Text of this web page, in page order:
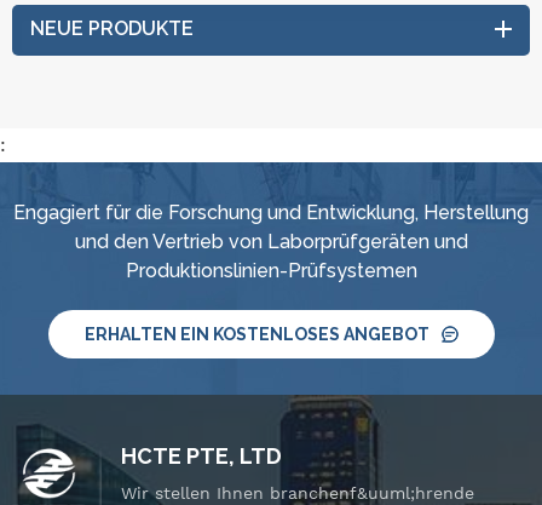
NEUE PRODUKTE
:
Engagiert für die Forschung und Entwicklung, Herstellung
und den Vertrieb von Laborprüfgeräten und
Produktionslinien-Prüfsystemen
ERHALTEN EIN KOSTENLOSES ANGEBOT
HCTE PTE, LTD
Wir stellen Ihnen branchenf&uuml;hrende